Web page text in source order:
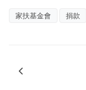
家扶基金會 捐款